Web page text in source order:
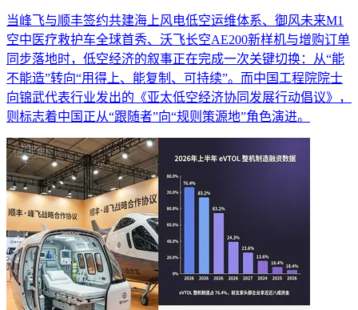
当峰飞与顺丰签约共建海上风电低空运维体系、御风未来M1
空中医疗救护车全球首秀、沃飞长空AE200新样机与增购订单
同步落地时，低空经济的叙事正在完成一次关键切换：从“能
不能造”转向“用得上、能复制、可持续”。而中国工程院院士
向锦武代表行业发出的《亚太低空经济协同发展行动倡议》，
则标志着中国正从“跟随者”向“规则策源地”角色演进。